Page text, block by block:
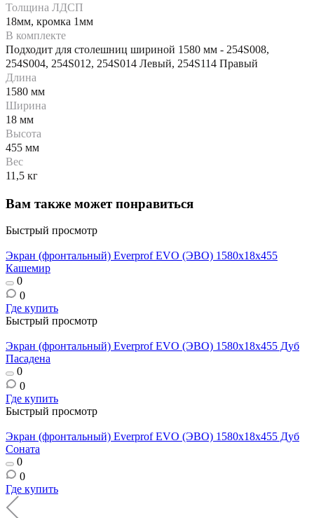
Толщина ЛДСП
18мм, кромка 1мм
В комплекте
Подходит для столешниц шириной 1580 мм - 254S008,
254S004, 254S012, 254S014 Левый, 254S114 Правый
Длина
1580 мм
Ширина
18 мм
Высота
455 мм
Вес
11,5 кг
Вам также может понравиться
Быстрый просмотр
Экран (фронтальный) Everprof EVO (ЭВО) 1580х18x455
Кашемир
0
0
Где купить
Быстрый просмотр
Экран (фронтальный) Everprof EVO (ЭВО) 1580х18x455 Дуб
Пасадена
0
0
Где купить
Быстрый просмотр
Экран (фронтальный) Everprof EVO (ЭВО) 1580х18x455 Дуб
Соната
0
0
Где купить